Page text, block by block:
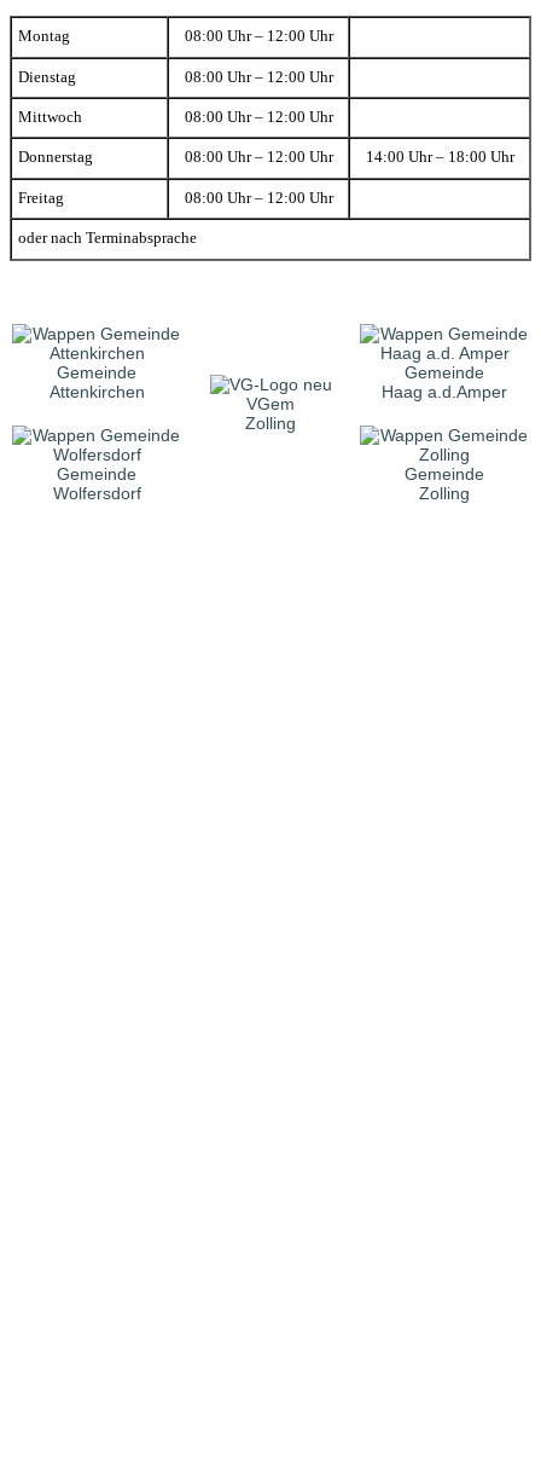
Montag 08:00 Uhr – 12:00 Uhr
Dienstag 08:00 Uhr – 12:00 Uhr
Mittwoch 08:00 Uhr – 12:00 Uhr
Donnerstag 08:00 Uhr – 12:00 Uhr 14:00 Uhr – 18:00 Uhr
Freitag 08:00 Uhr – 12:00 Uhr
oder nach Terminabsprache
Gemeinde
Attenkirchen
VGem
Zolling
Gemeinde
Haag a.d.Amper
Gemeinde
Wolfersdorf
Gemeinde
Zolling